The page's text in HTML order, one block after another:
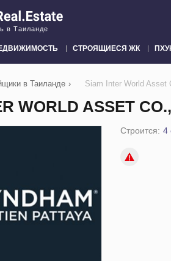
в Таиланде
СТРОЯЩИЕСЯ ЖК
в Таиланде › Siam Inter World Asset
WORLD ASSET
Строится: 4